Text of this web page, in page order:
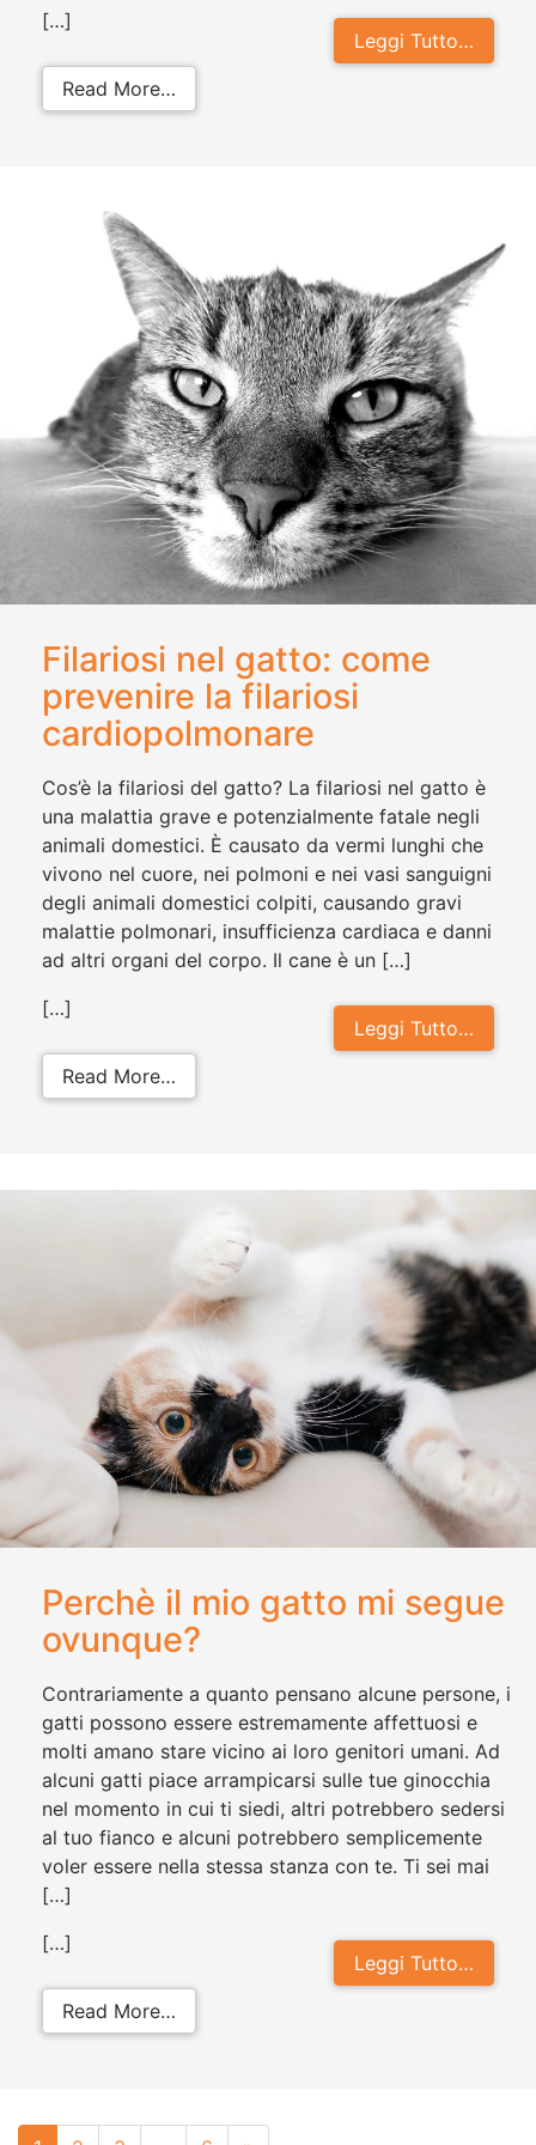
Leggi Tutto…
[…]
Read More…
Filariosi nel gatto: come
prevenire la filariosi
cardiopolmonare
Cos’è la filariosi del gatto? La filariosi nel gatto è
una malattia grave e potenzialmente fatale negli
animali domestici. È causato da vermi lunghi che
vivono nel cuore, nei polmoni e nei vasi sanguigni
degli animali domestici colpiti, causando gravi
malattie polmonari, insufficienza cardiaca e danni
ad altri organi del corpo. Il cane è un […]
Leggi Tutto…
[…]
Read More…
Perchè il mio gatto mi segue
ovunque?
Contrariamente a quanto pensano alcune persone, i
gatti possono essere estremamente affettuosi e
molti amano stare vicino ai loro genitori umani. Ad
alcuni gatti piace arrampicarsi sulle tue ginocchia
nel momento in cui ti siedi, altri potrebbero sedersi
al tuo fianco e alcuni potrebbero semplicemente
voler essere nella stessa stanza con te. Ti sei mai
[…]
Leggi Tutto…
[…]
Read More…
Posts